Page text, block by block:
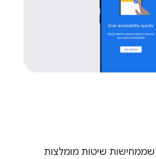
שממחישות שיטות מומלצות